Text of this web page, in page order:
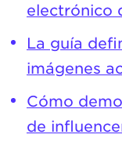
electrónico
La guía
imágenes
Cómo
de